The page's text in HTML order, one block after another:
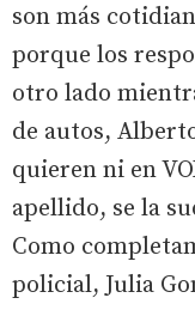
son más
porque los
otro lado
de autos,
quieren ni en
apellido, se la
Como
policial, Julia